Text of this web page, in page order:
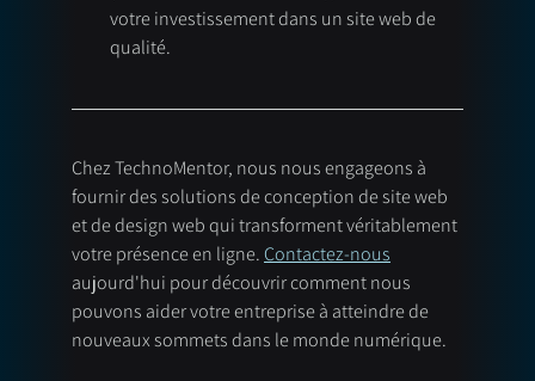
votre investissement dans un site web de
qualité.
Chez TechnoMentor, nous nous engageons à
fournir des solutions de conception de site web
et de design web qui transforment véritablement
votre présence en ligne. Contactez-nous
aujourd'hui pour découvrir comment nous
pouvons aider votre entreprise à atteindre de
nouveaux sommets dans le monde numérique.